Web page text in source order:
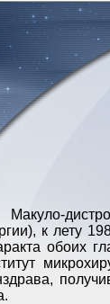
Макуло-
к лету
обоих